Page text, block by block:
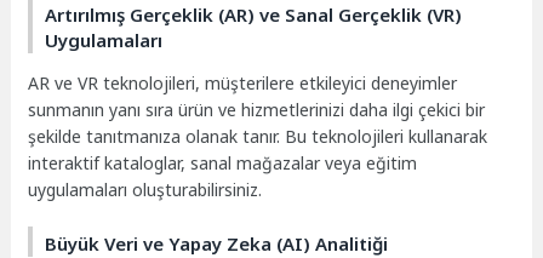
Artırılmış Gerçeklik (AR) ve Sanal Gerçeklik (VR)
Uygulamaları
AR ve VR teknolojileri, müşterilere etkileyici deneyimler
sunmanın yanı sıra ürün ve hizmetlerinizi daha ilgi çekici bir
şekilde tanıtmanıza olanak tanır. Bu teknolojileri kullanarak
interaktif kataloglar, sanal mağazalar veya eğitim
uygulamaları oluşturabilirsiniz.
Büyük Veri ve Yapay Zeka (AI) Analitiği